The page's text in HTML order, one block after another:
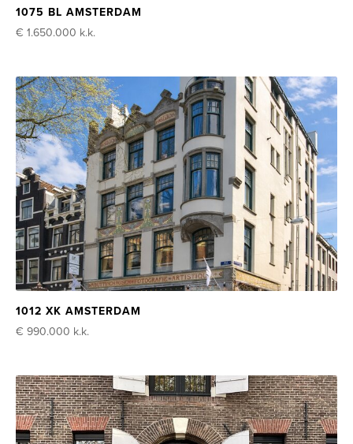
1075 BL AMSTERDAM
€ 1.650.000 k.k.
1012 XK AMSTERDAM
€ 990.000 k.k.